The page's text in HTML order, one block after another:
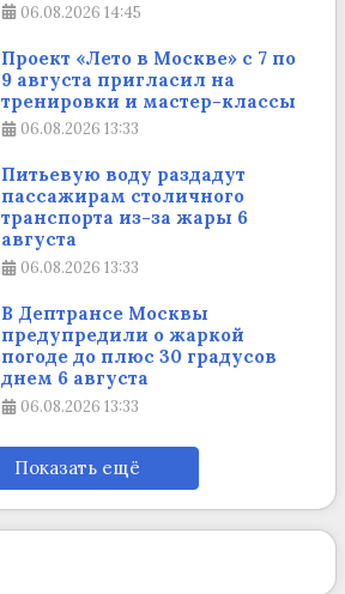
06.08.2026 14:45
Проект «Лето в Москве» с 7 по
9 августа пригласил на
тренировки и мастер-классы
06.08.2026 13:33
Питьевую воду раздадут
пассажирам столичного
транспорта из-за жары 6
августа
06.08.2026 13:33
В Дептрансе Москвы
предупредили о жаркой
погоде до плюс 30 градусов
днем 6 августа
06.08.2026 13:33
Показать ещё